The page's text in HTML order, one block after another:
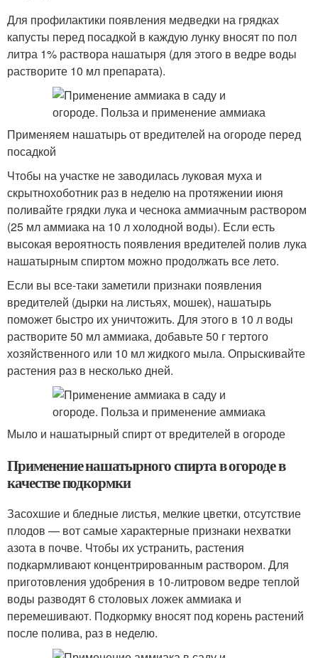
Для профилактики появления медведки на грядках
капусты перед посадкой в каждую лунку вносят по пол
литра 1% раствора нашатыря (для этого в ведре воды
растворите 10 мл препарата).
Применяем нашатырь от вредителей на огороде перед
посадкой
Чтобы на участке не заводилась луковая муха и
скрытнохоботник раз в неделю на протяжении июня
поливайте грядки лука и чеснока аммиачным раствором
(25 мл аммиака на 10 л холодной воды). Если есть
высокая вероятность появления вредителей полив лука
нашатырным спиртом можно продолжать все лето.
Если вы все-таки заметили признаки появления
вредителей (дырки на листьях, мошек), нашатырь
поможет быстро их уничтожить. Для этого в 10 л воды
растворите 50 мл аммиака, добавьте 50 г тертого
хозяйственного или 10 мл жидкого мыла. Опрыскивайте
растения раз в несколько дней.
Мыло и нашатырный спирт от вредителей в огороде
Применение нашатырного спирта в огороде в
качестве подкормки
Засохшие и бледные листья, мелкие цветки, отсутствие
плодов — вот самые характерные признаки нехватки
азота в почве. Чтобы их устранить, растения
подкармливают концентрированным раствором. Для
приготовления удобрения в 10-литровом ведре теплой
воды разводят 6 столовых ложек аммиака и
перемешивают. Подкормку вносят под корень растений
после полива, раз в неделю.